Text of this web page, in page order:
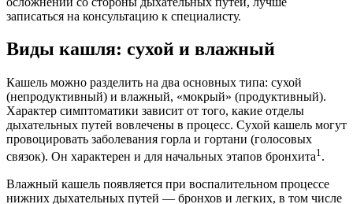
записаться на консультацию к специалисту.
Виды кашля: сухой и влажный
Кашель можно разделить на два основных типа: сухой
(непродуктивный) и влажный, «мокрый» (продуктивный).
Характер симптоматики зависит от того, какие отделы
дыхательных путей вовлечены в процесс. Сухой кашель могут
провоцировать заболевания горла и гортани (голосовых
связок). Он характерен и для начальных этапов бронхита1.
Влажный кашель появляется при воспалительном процессе
нижних дыхательных путей — бронхов и легких, в том числе